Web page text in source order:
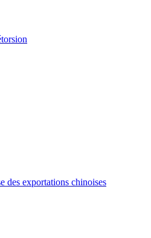
des exportations chinoises